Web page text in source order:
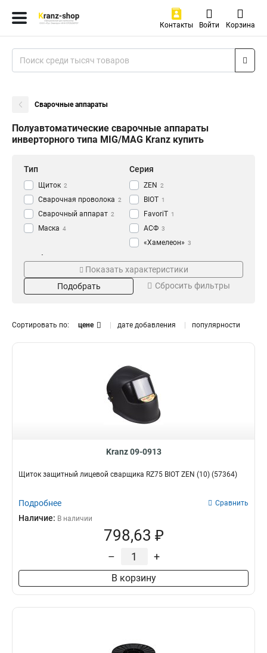
Контакты Войти Корзина
Сварочные аппараты
Полуавтоматические сварочные аппараты
инверторного типа MIG/MAG Kranz купить
Тип
Щиток 2
Сварочная проволока 2
Сварочный аппарат 2
Маска 4
Серия
ZEN 2
BIOT 1
FavoriT 1
АСФ 3
«Хамелеон» 3
Особенности
Омедненный 2
Защитный 2
Автоматический
светофильтр 3
Черный 1
Показать характеристики
Подобрать
Сбросить фильтры
Сортировать по: цене дате добавления популярности
Kranz 09-0913
Щиток защитный лицевой сварщика RZ75 BIOT ZEN (10) (57364)
Подробнее Сравнить
Наличие: В наличии
798,63 ₽
– +
В корзину